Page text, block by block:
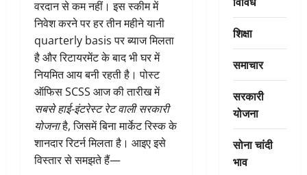
वरदान से कम नहीं। इस स्कीम में
निवेश करने पर हर तीन महीने यानी
quarterly basis पर ब्याज मिलता
है और रिटायरमेंट के बाद भी घर में
नियमित आय बनी रहती है। पोस्ट
ऑफिस SCSS आज की तारीख में
सबसे हाई-इंटरेस्ट रेट वाली सरकारी
योजनाहै, जिसमें बिना मार्केट रिस्क के
शानदार रिटर्न मिलता है। आइए इसे
विस्तार से समझते हैं—
शिक्षा
समाचार
सरकारी
योजना
सोना चांदी
भाव